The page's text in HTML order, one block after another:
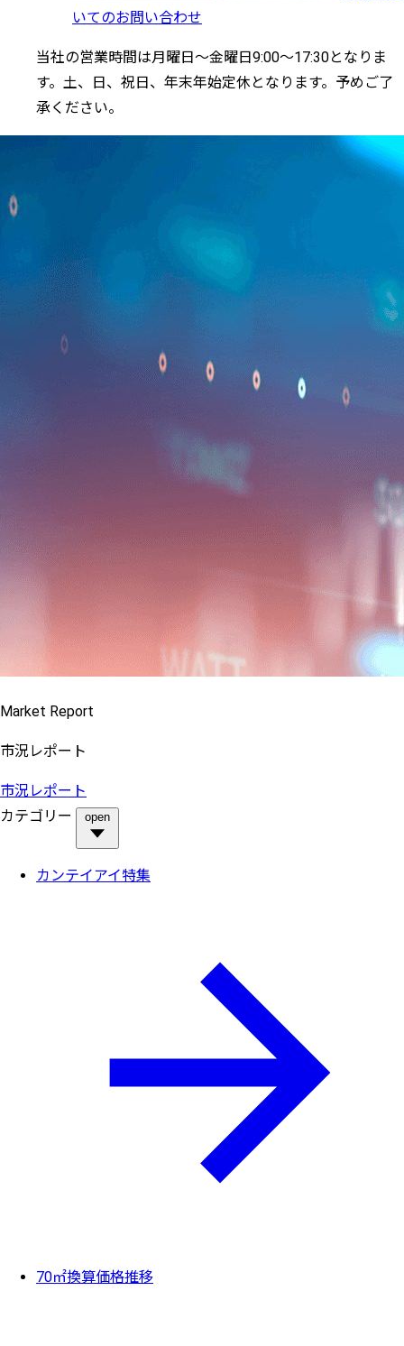
いてのお問い合わせ
当社の営業時間は月曜日～金曜日9:00～17:30となりま
す。土、日、祝日、年末年始定休となります。予めご了
承ください。
Market Report
市況レポート
市況レポート
カテゴリー
open
カンテイアイ特集
70㎡換算価格推移